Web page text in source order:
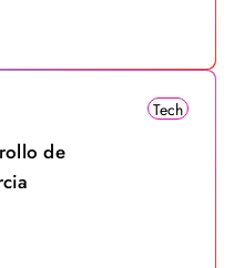
Tech
de